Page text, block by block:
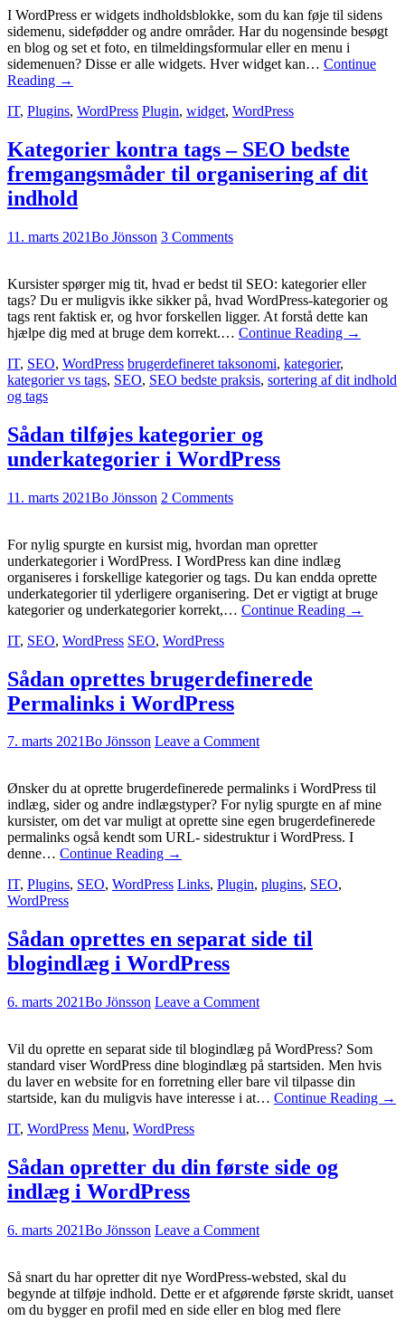
I WordPress er widgets indholdsblokke, som du kan føje til sidens
sidemenu, sidefødder og andre områder. Har du nogensinde besøgt
en blog og set et foto, en tilmeldingsformular eller en menu i
sidemenuen? Disse er alle widgets. Hver widget kan… Continue
Reading →
IT, Plugins, WordPress Plugin, widget, WordPress
Kategorier kontra tags – SEO bedste
fremgangsmåder til organisering af dit
indhold
11. marts 2021Bo Jönsson 3 Comments
Kursister spørger mig tit, hvad er bedst til SEO: kategorier eller
tags? Du er muligvis ikke sikker på, hvad WordPress-kategorier og
tags rent faktisk er, og hvor forskellen ligger. At forstå dette kan
hjælpe dig med at bruge dem korrekt.… Continue Reading →
IT, SEO, WordPress brugerdefineret taksonomi, kategorier,
kategorier vs tags, SEO, SEO bedste praksis, sortering af dit indhold
og tags
Sådan tilføjes kategorier og
underkategorier i WordPress
11. marts 2021Bo Jönsson 2 Comments
For nylig spurgte en kursist mig, hvordan man opretter
underkategorier i WordPress. I WordPress kan dine indlæg
organiseres i forskellige kategorier og tags. Du kan endda oprette
underkategorier til yderligere organisering. Det er vigtigt at bruge
kategorier og underkategorier korrekt,… Continue Reading →
IT, SEO, WordPress SEO, WordPress
Sådan oprettes brugerdefinerede
Permalinks i WordPress
7. marts 2021Bo Jönsson Leave a Comment
Ønsker du at oprette brugerdefinerede permalinks i WordPress til
indlæg, sider og andre indlægstyper? For nylig spurgte en af mine
kursister, om det var muligt at oprette sine egen brugerdefinerede
permalinks også kendt som URL- sidestruktur i WordPress. I
denne… Continue Reading →
IT, Plugins, SEO, WordPress Links, Plugin, plugins, SEO,
WordPress
Sådan oprettes en separat side til
blogindlæg i WordPress
6. marts 2021Bo Jönsson Leave a Comment
Vil du oprette en separat side til blogindlæg på WordPress? Som
standard viser WordPress dine blogindlæg på startsiden. Men hvis
du laver en website for en forretning eller bare vil tilpasse din
startside, kan du muligvis have interesse i at… Continue Reading →
IT, WordPress Menu, WordPress
Sådan opretter du din første side og
indlæg i WordPress
6. marts 2021Bo Jönsson Leave a Comment
Så snart du har opretter dit nye WordPress-websted, skal du
begynde at tilføje indhold. Dette er et afgørende første skridt, uanset
om du bygger en profil med en side eller en blog med flere